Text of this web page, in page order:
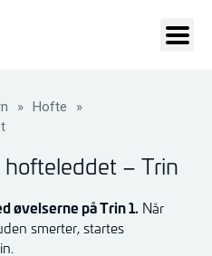
» Hofte
»
– Trin
øvelserne på Trin 1. Når
smerter, startes